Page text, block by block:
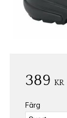
389 KR
Färg